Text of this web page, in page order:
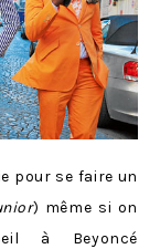
pour se faire un
) même si on
à Beyoncé